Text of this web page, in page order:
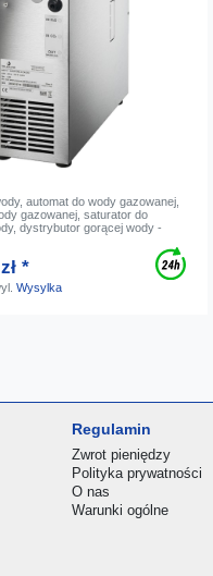
automat do wody gazowanej,
gazowanej, saturator do
dystrybutor gorącej wody -
*
Wysylka
Regulamin
Zwrot pieniędzy
Polityka prywatności
O nas
Warunki ogólne